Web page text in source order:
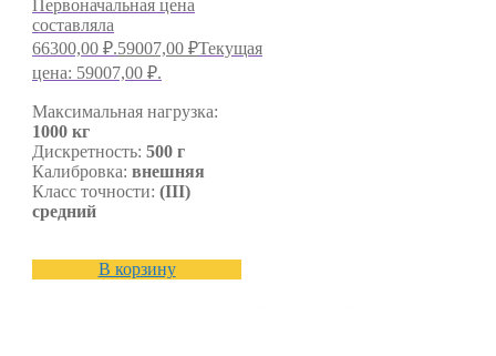
Первоначальная цена
составляла
66300,00 ₽.59007,00 ₽Текущая
цена: 59007,00 ₽.
Максимальная нагрузка:
1000 кг
Дискретность: 500 г
Калибровка: внешняя
Класс точности: (III)
средний
В корзину